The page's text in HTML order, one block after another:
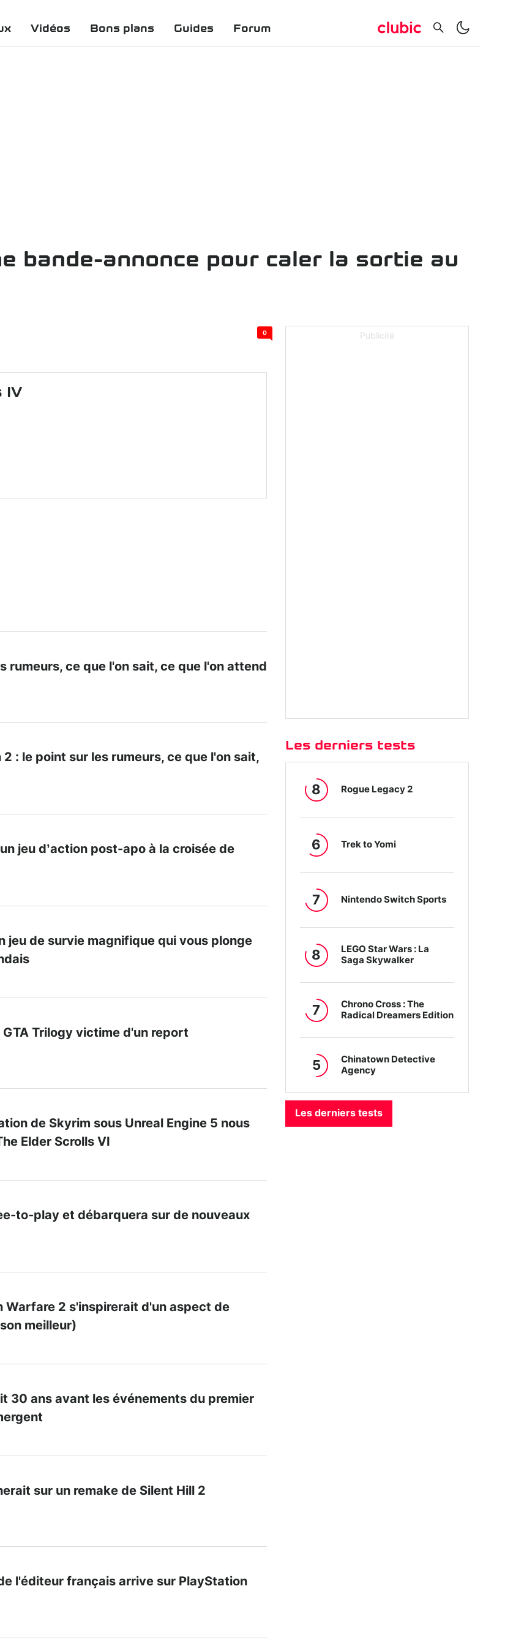
Vidéos Bons plans Guides Forum
bande-annonce pour caler la sortie au
0
IV
rumeurs, ce que l'on sait, ce que l'on attend
: le point sur les rumeurs, ce que l'on sait,
jeu d’action post-apo à la croisée de
jeu de survie magnifique qui vous plonge
GTA Trilogy victime d'un report
de Skyrim sous Unreal Engine 5 nous
Elder Scrolls VI
to-play et débarquera sur de nouveaux
Warfare 2 s'inspirerait d'un aspect de
meilleur)
30 ans avant les événements du premier
sur un remake de Silent Hill 2
l'éditeur français arrive sur PlayStation
Publicité
Les derniers tests
8 Rogue Legacy 2
6 Trek to Yomi
7 Nintendo Switch Sports
8
LEGO Star Wars : La
Saga Skywalker
7
Chrono Cross : The
Radical Dreamers Edition
5
Chinatown Detective
Agency
Les derniers tests